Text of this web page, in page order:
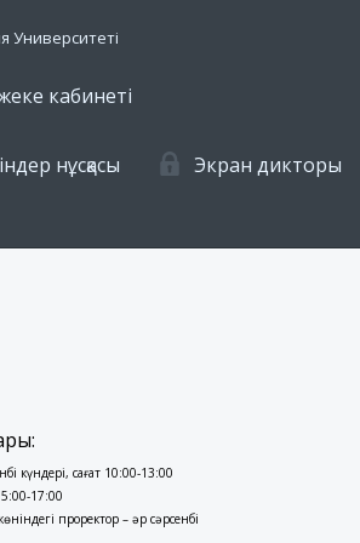
Университеті
кабинеті
нұсқасы Экран дикторы
күндері, сағат 10:00-13:00
17:00
проректор – әр сәрсенбі